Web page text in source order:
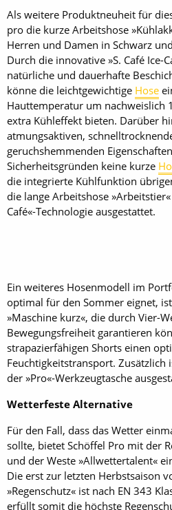
Als weitere Produktneuheit für
pro die kurze Arbeitshose
Herren und Damen in Schwarz
Durch die innovative »S. Café Ice-
natürliche und dauerhafte
könne die leichtgewichtige Hose
Hauttemperatur um nachweislich
extra Kühleffekt bieten. Darüber
atmungsaktiven,
geruchshemmenden
Sicherheitsgründen keine kurze
die integrierte Kühlfunktion
die lange Arbeitshose
Café«-Technologie ausgestattet.
Ein weiteres Hosenmodell im
optimal für den Sommer eignet,
»Maschine kurz«, die durch Vier-
Bewegungsfreiheit garantieren
strapazierfähigen Shorts einen
Feuchtigkeitstransport. Zusätzlich
der »Pro«-Werkzeugtasche
Wetterfeste Alternative
Für den Fall, dass das Wetter
sollte, bietet Schöffel Pro mit der
und der Weste »Allwettertalent«
Die erst zur letzten Herbstsaison
»Regenschutz« ist nach EN 343
erfüllt somit die höchste